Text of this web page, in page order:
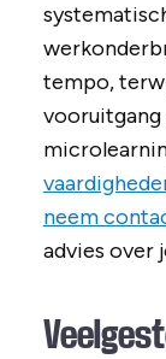
tempo,
vooruitgang
neem
advies over